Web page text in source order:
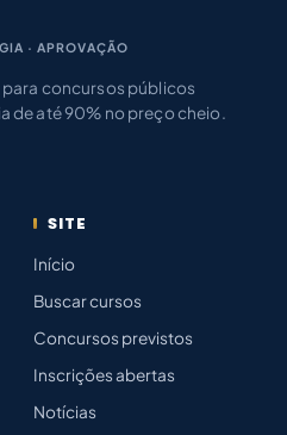
· APROVAÇÃO
concursos públicos
de até 90% no preço cheio.
SITE
Início
Buscar cursos
Concursos previstos
Inscrições abertas
Notícias